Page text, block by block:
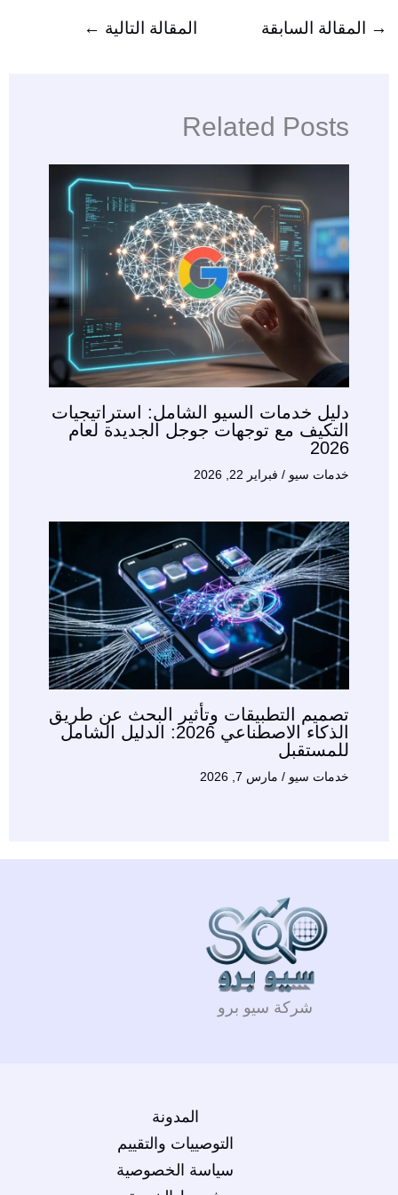
→ المقالة السابقة المقالة التالية ←
Related Posts
دليل خدمات السيو الشامل: استراتيجيات
التكيف مع توجهات جوجل الجديدة لعام
2026
خدمات سيو / فبراير 22, 2026
تصميم التطبيقات وتأثير البحث عن طريق
الذكاء الاصطناعي 2026: الدليل الشامل
للمستقبل
خدمات سيو / مارس 7, 2026
شركة سيو برو
المدونة
التوصييات والتقييم
سياسة الخصوصية